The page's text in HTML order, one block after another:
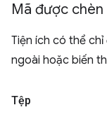
Mã được chèn
Tiện ích có thể
ngoài hoặc biến
Tệp